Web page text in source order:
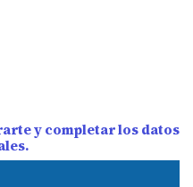
y completar los datos